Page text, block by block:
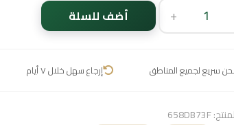
+ أضف للسلة
سريع لجميع المناطق إرجاع سهل خلال ٧ أيام
658DB73F